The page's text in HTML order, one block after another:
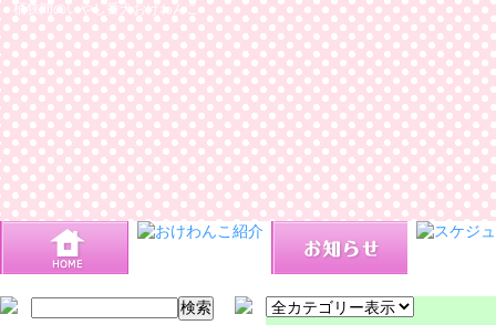
桶狭間のいやし番犬おけわんこ